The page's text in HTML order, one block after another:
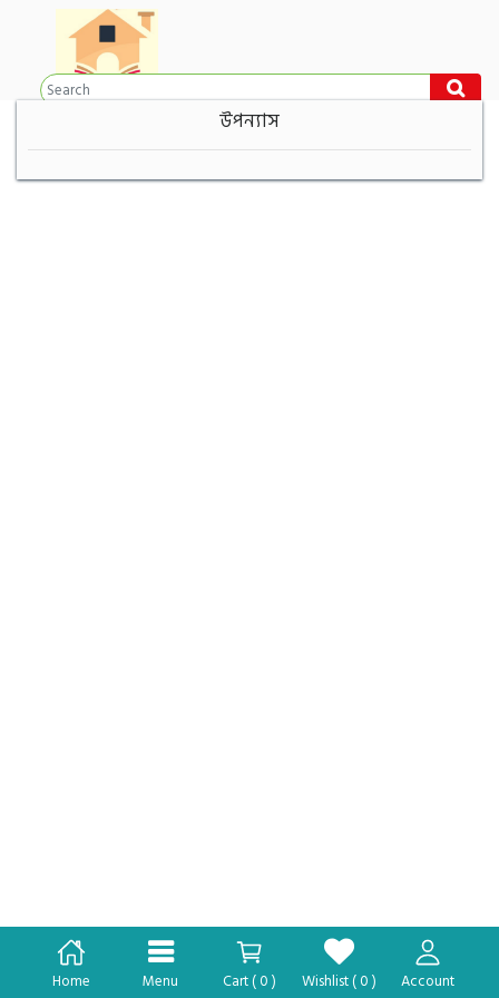
উপন্যাস
Home Menu Cart (0) Wishlist (0) Account